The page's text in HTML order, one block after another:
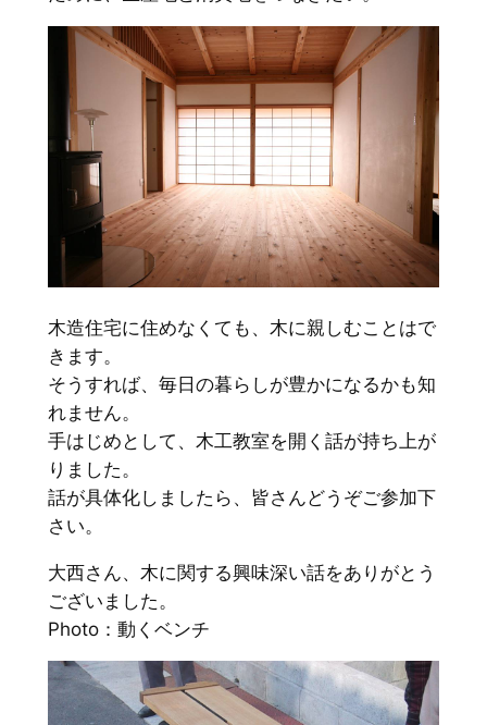
木造住宅に住めなくても、木に親しむことはで
きます。
そうすれば、毎日の暮らしが豊かになるかも知
れません。
手はじめとして、木工教室を開く話が持ち上が
りました。
話が具体化しましたら、皆さんどうぞご参加下
さい。
大西さん、木に関する興味深い話をありがとう
ございました。
Photo：動くベンチ